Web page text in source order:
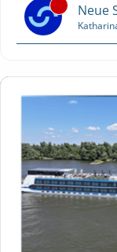
Neue